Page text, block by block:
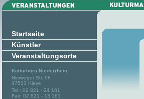
Startseite
Künstler
Veranstaltungsorte
Kulturbüro Niederrhein
Nimweger Str. 58
47533 Kleve
Tel.: 02 821 - 24 161
Fax: 02 821 - 13 161